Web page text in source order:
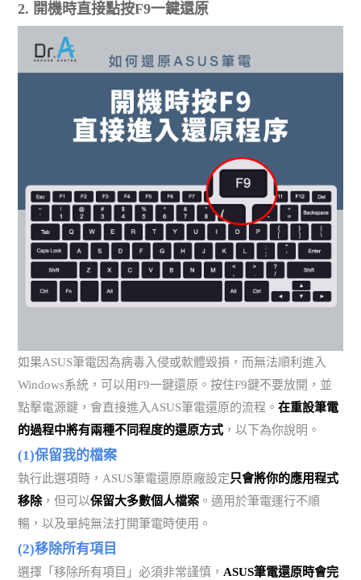
2. 開機時直接點按F9一鍵還原
如果ASUS筆電因為病毒入侵或軟體毀損，而無法順利進入
Windows系統，可以用F9一鍵還原。按住F9鍵不要放開，並
點擊電源鍵，會直接進入ASUS筆電還原的流程。在重設筆電
的過程中將有兩種不同程度的還原方式 ，以下為你說明。
(1)保留我的檔案
執行此選項時，ASUS筆電還原原廠設定只會將你的應用程式
移除，但可以保留大多數個人檔案 。適用於筆電運行不順
暢，以及單純無法打開筆電時使用。
(2)移除所有項目
選擇「移除所有項目」必須非常謹慎，ASUS筆電還原時會完